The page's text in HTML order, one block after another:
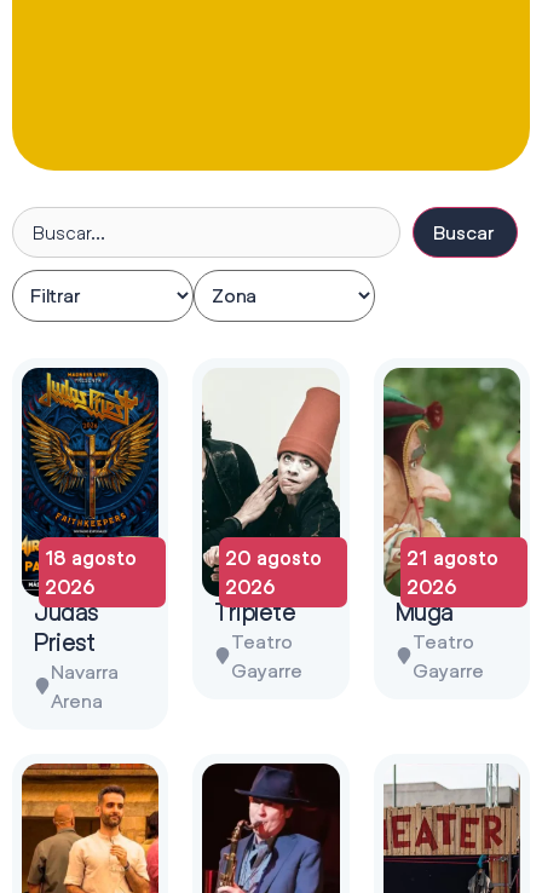
Buscar
18 agosto
2026
Judas
Priest
Navarra
Arena
20 agosto
2026
Triplete
Teatro
Gayarre
21 agosto
2026
Muga
Teatro
Gayarre